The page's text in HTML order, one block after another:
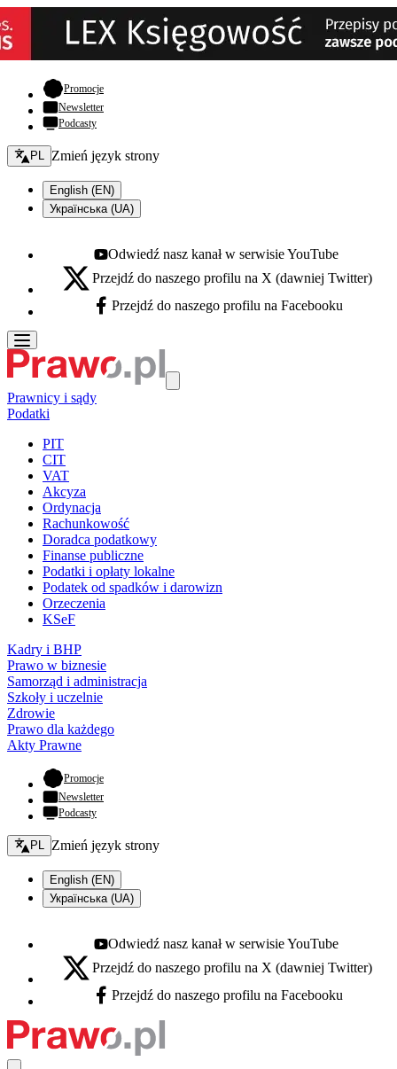
Promocje- otwiera się w nowej karcie
Newsletter
Podcasty
Zmień język - bieżący:
PL Zmień język strony
English (EN)
Українська (UA)
Youtube - otwiera się w nowej karcie
Odwiedź nasz kanał w serwisie YouTube
X - otwiera się w nowej karcie
Przejdź do naszego profilu na X (dawniej Twitter)
Facebook - otwiera się w nowej karcie
Przejdź do naszego profilu na Facebooku
Prawnicy i sądy
Podatki
PIT
CIT
VAT
Akcyza
Ordynacja
Rachunkowość
Doradca podatkowy
Finanse publiczne
Podatki i opłaty lokalne
Podatek od spadków i darowizn
Orzeczenia
KSeF
Kadry i BHP
Prawo w biznesie
Samorząd i administracja
Szkoły i uczelnie
Zdrowie
Prawo dla każdego
Akty Prawne
Promocje- otwiera się w nowej karcie
Newsletter
Podcasty
Zmień język - bieżący:
PL Zmień język strony
English (EN)
Українська (UA)
Youtube - otwiera się w nowej karcie
Odwiedź nasz kanał w serwisie YouTube
X - otwiera się w nowej karcie
Przejdź do naszego profilu na X (dawniej Twitter)
Facebook - otwiera się w nowej karcie
Przejdź do naszego profilu na Facebooku